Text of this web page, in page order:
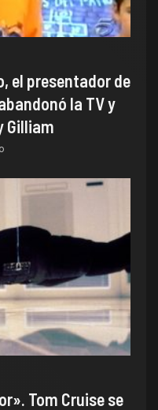
el presentador de
la TV y
Gilliam
Tom Cruise se